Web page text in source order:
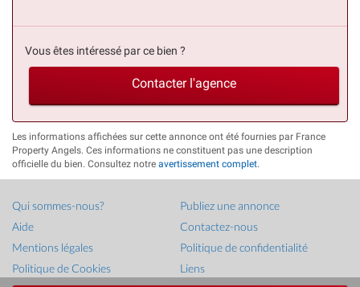
Vous êtes intéressé par ce bien ?
Contacter l'agence
Les informations affichées sur cette annonce ont été fournies par France
Property Angels. Ces informations ne constituent pas une description
officielle du bien. Consultez notre avertissement complet
Qui sommes-nous?
Publiez une annonce
Aide
Contactez-nous
Mentions légales
Politique de confidentialité
Politique de Cookies
Liens